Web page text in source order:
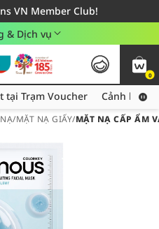
VN Member Club!
đơn hàng từ 249,000Đ
khu vực TP. Hồ Chí Minh
& Dịch vụ
0
Thu thập thêm voucher hot tại Trạm Voucher
tại Trạm Voucher Cảnh báo
/MẶT NẠ GIẤY/MẶT NẠ CẤP ẨM